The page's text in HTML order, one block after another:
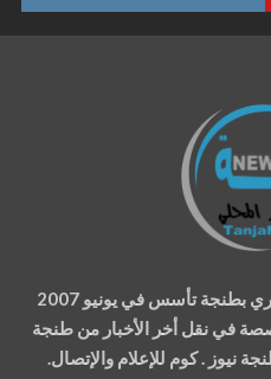
بطنجة تأسس في يونيو 2007
في نقل أخر الأخبار من طنجة
نيوز . كوم للإعلام والإتصال.